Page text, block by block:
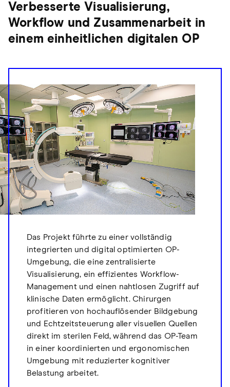
Verbesserte Visualisierung,
Workflow und Zusammenarbeit in
einem einheitlichen digitalen OP
Das Projekt führte zu einer vollständig
integrierten und digital optimierten OP-
Umgebung, die eine zentralisierte
Visualisierung, ein effizientes Workflow-
Management und einen nahtlosen Zugriff auf
klinische Daten ermöglicht. Chirurgen
profitieren von hochauflösender Bildgebung
und Echtzeitsteuerung aller visuellen Quellen
direkt im sterilen Feld, während das OP-Team
in einer koordinierten und ergonomischen
Umgebung mit reduzierter kognitiver
Belastung arbeitet.